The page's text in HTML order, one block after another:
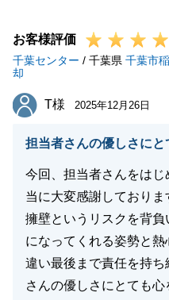
お客様評価
千葉センター / 千葉県 千葉市
却
T様
T様 2025年12月26日
担当者さんの優しさに
今回、担当者さんをは
当に大変感謝しておりま
擁壁というリスクを背
になってくれる姿勢と
違い最後まで責任を持
さんの優しさにとても心